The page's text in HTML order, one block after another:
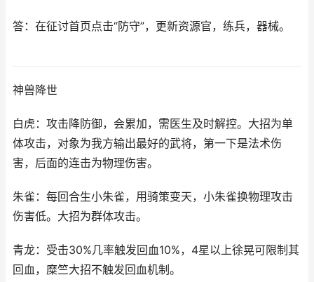
答：在征讨首页点击“防守”，更新资源官，练兵，器械。
神兽降世
白虎：攻击降防御，会累加，需医生及时解控。大招为单
体攻击，对象为我方输出最好的武将，第一下是法术伤
害，后面的连击为物理伤害。
朱雀：每回合生小朱雀，用骑策变天，小朱雀换物理攻击
伤害低。大招为群体攻击。
青龙：受击30%几率触发回血10%，4星以上徐晃可限制其
回血，糜竺大招不触发回血机制。